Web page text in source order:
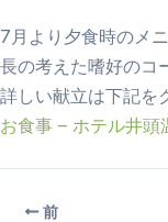
7月より夕食時のメ
長の考えた嗜好のコ
詳しい献立は下記を
お食事 – ホテル井
前